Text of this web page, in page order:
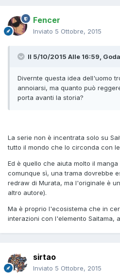
Fencer
Inviato 5 Ottobre, 2015
Il 5/10/2015 Alle 16:59,
Divernte questa idea dell'uomo
annoiarsi, ma quanto può
porta avanti la storia?
La serie non è incentrata solo su
tutto il mondo che lo circonda con
Ed è quello che aiuta molto il
comunque sì, una trama dovrebbe
redraw di Murata, ma l'originale è
altro autore).
Ma è proprio l'ecosistema che in
interazioni con l'elemento Saitama,
sirtao
Inviato 5 Ottobre, 2015